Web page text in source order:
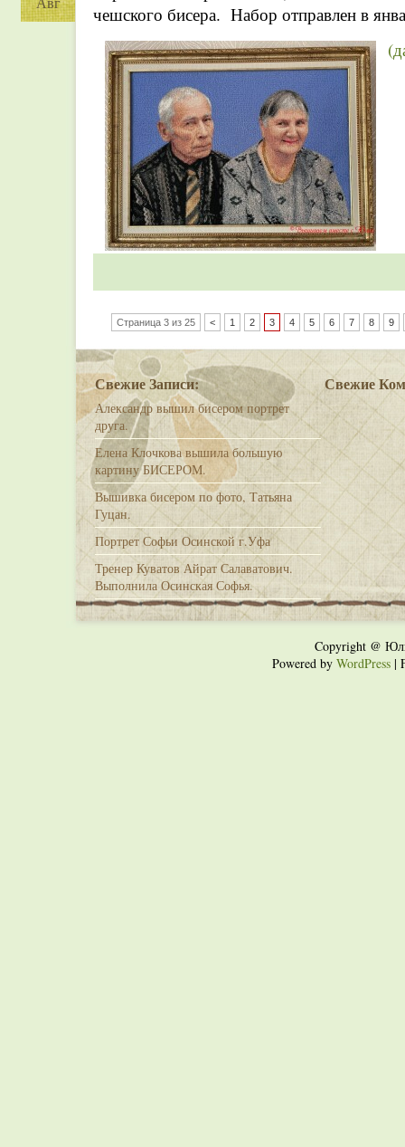
чешского бисера. Набор отправлен в
Страница 3 из 25 < 1 2 3 4 5 6 7 8 9
Свежие Записи:
Александр вышил бисером портрет
друга.
Елена Клочкова вышила большую
картину БИСЕРОМ.
Вышивка бисером по фото, Татьяна
Гуцан.
Портрет Софьи Осинской г.Уфа
Тренер Куватов Айрат Салаватович.
Выполнила Осинская Софья.
Свежие
Copyright @
Powered by WordPress |